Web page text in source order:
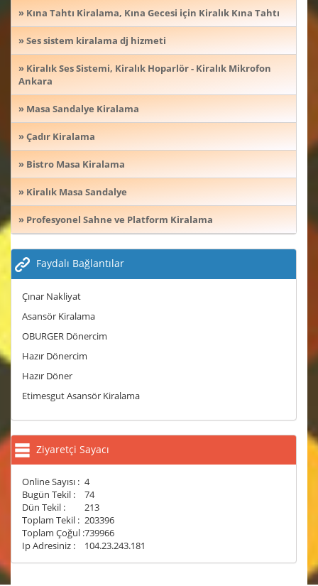
» Kına Tahtı Kiralama, Kına Gecesi için Kiralık Kına Tahtı
» Ses sistem kiralama dj hizmeti
» Kiralık Ses Sistemi, Kiralık Hoparlör - Kiralık Mikrofon
Ankara
» Masa Sandalye Kiralama
» Çadır Kiralama
» Bistro Masa Kiralama
» Kiralık Masa Sandalye
» Profesyonel Sahne ve Platform Kiralama
Faydalı Bağlantılar
Çınar Nakliyat
Asansör Kiralama
OBURGER Dönercim
Hazır Dönercim
Hazır Döner
Etimesgut Asansör Kiralama
Ziyaretçi Sayacı
Online Sayısı : 4
Bugün Tekil :
74
Dün Tekil :
213
Toplam Tekil : 203396
Toplam Çoğul :739966
Ip Adresiniz :
104.23.243.181